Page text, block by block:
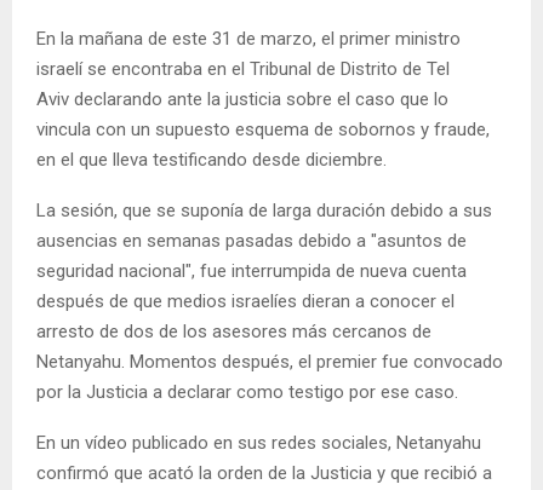
En la mañana de este 31 de marzo, el primer ministro
israelí se encontraba en el Tribunal de Distrito de Tel
Aviv declarando ante la justicia sobre el caso que lo
vincula con un supuesto esquema de sobornos y fraude,
en el que lleva testificando desde diciembre.
La sesión, que se suponía de larga duración debido a sus
ausencias en semanas pasadas debido a "asuntos de
seguridad nacional", fue interrumpida de nueva cuenta
después de que medios israelíes dieran a conocer el
arresto de dos de los asesores más cercanos de
Netanyahu. Momentos después, el premier fue convocado
por la Justicia a declarar como testigo por ese caso.
En un vídeo publicado en sus redes sociales, Netanyahu
confirmó que acató la orden de la Justicia y que recibió a